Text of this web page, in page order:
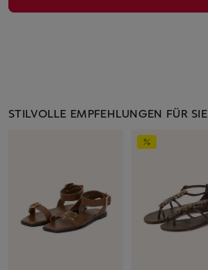
STILVOLLE EMPFEHLUNGEN FÜR SIE